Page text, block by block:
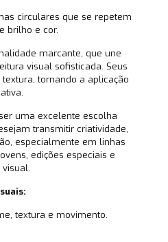
circulares que se repetem
brilho e cor.
marcante, que une
visual sofisticada. Seus
tornando a aplicação
uma excelente escolha
transmitir criatividade,
especialmente em linhas
edições especiais e
textura e movimento.